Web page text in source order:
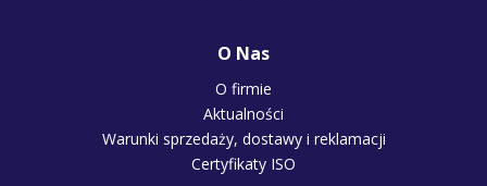
O Nas
O firmie
Aktualności
Warunki sprzedaży, dostawy i reklamacji
Certyfikaty ISO